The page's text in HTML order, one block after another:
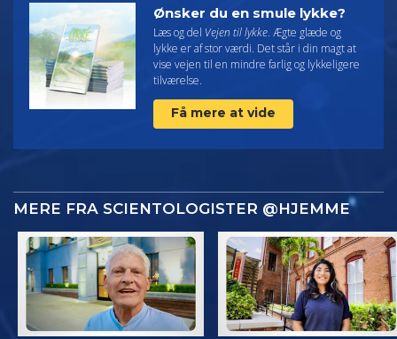
Ønsker du en smule lykke?
Læs og del Vejen til lykke. Ægte glæde og
lykke er af stor værdi. Det står i din magt at
vise vejen til en mindre farlig og lykkeligere
tilværelse.
Få mere at vide
MERE FRA SCIENTOLOGISTER @HJEMME